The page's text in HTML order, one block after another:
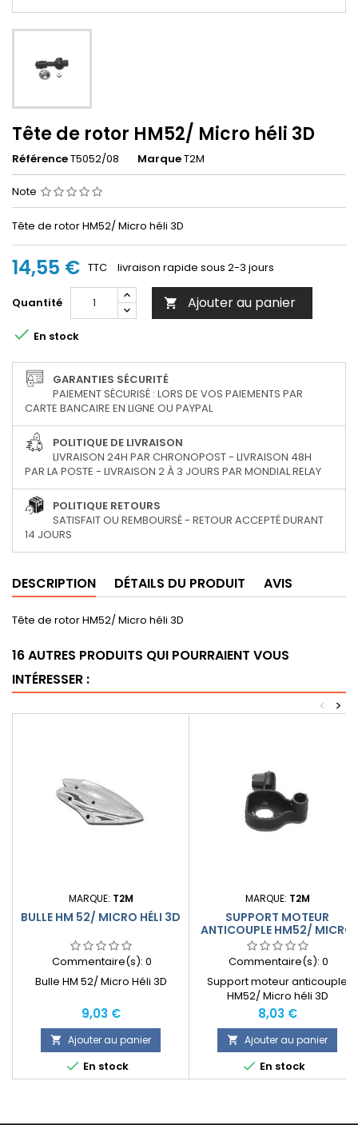
Tête de rotor HM52/ Micro héli 3D
RéférenceT5052/08 MarqueT2M
Note
Tête de rotor HM52/ Micro héli 3D
14,55 € TTC livraison rapide sous 2-3 jours
Quantité  Ajouter au panier
 En stock
GARANTIES SÉCURITÉ
PAIEMENT SÉCURISÉ : LORS DE VOS PAIEMENTS PAR
CARTE BANCAIRE EN LIGNE OU PAYPAL
POLITIQUE DE LIVRAISON
LIVRAISON 24H PAR CHRONOPOST - LIVRAISON 48H
PAR LA POSTE - LIVRAISON 2 À 3 JOURS PAR MONDIAL RELAY
POLITIQUE RETOURS
SATISFAIT OU REMBOURSÉ - RETOUR ACCEPTÉ DURANT
14 JOURS
DESCRIPTION DÉTAILS DU PRODUIT AVIS
Tête de rotor HM52/ Micro héli 3D
16 AUTRES PRODUITS QUI POURRAIENT VOUS
INTÉRESSER :
>
<
MARQUE: T2M
BULLE HM 52/ MICRO HÉLI 3D
Commentaire(s): 0
Bulle HM 52/ Micro Héli 3D
Prix
9,03 €
 Ajouter au panier
 En stock
MARQUE: T2M
SUPPORT MOTEUR
ANTICOUPLE HM52/ MICRO
HÉLI 3D
Commentaire(s): 0
Support moteur anticouple
HM52/ Micro héli 3D
Prix
8,03 €
 Ajouter au panier
 En stock